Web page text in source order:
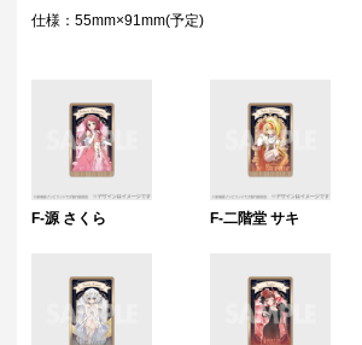
仕様：55mm×91mm(予定)
F-源 さくら F-二階堂 サキ